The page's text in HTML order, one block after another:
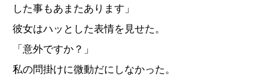
した事もあまたあります」
彼女はハッとした表情を見せた。
「意外ですか？」
私の問掛けに微動だにしなかった。